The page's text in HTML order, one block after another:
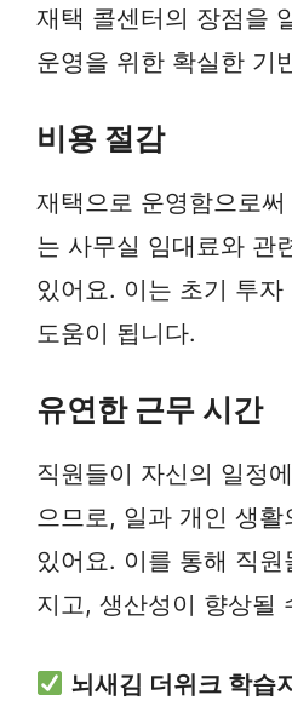
재택 콜센터의 장점을
운영을 위한 확실한 기
비용 절감
재택으로 운영함으로
는 사무실 임대료와 관
있어요. 이는 초기 투
도움이 됩니다.
유연한 근무 시간
직원들이 자신의 일정
으므로, 일과 개인 생
있어요. 이를 통해 직
지고, 생산성이 향상될
뇌새김 더위크 학습